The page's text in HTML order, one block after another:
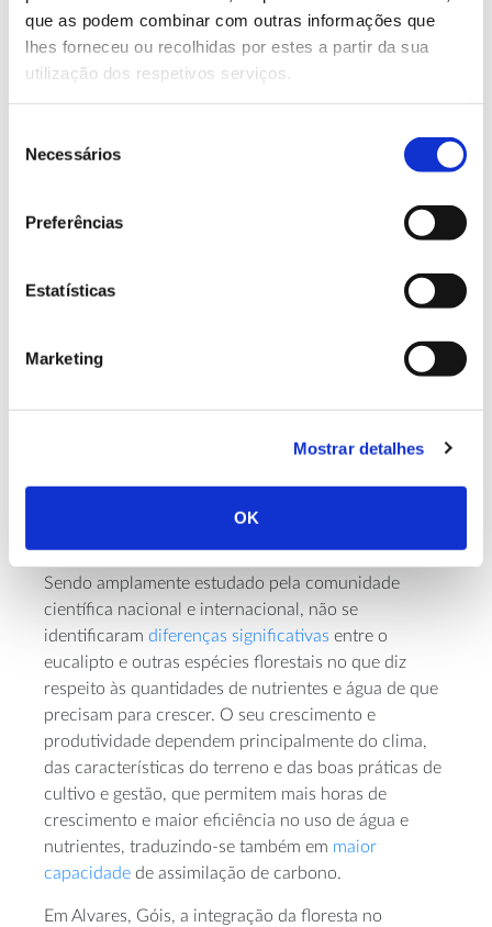
que as podem combinar com outras informações que
lhes forneceu ou recolhidas por estes a partir da sua
utilização dos respetivos serviços.
Necessários
Preferências
Estatísticas
Marketing
Mostrar detalhes
OK
de terrenos rurais a plantar eucalipto
No entanto, o êxodo e envelhecimento das
populações rurais, que contribuíram para o
abandono e a existência de propriedades pequenas e
país -, acentuaram a falta de planeamento e gestão
Políticas e Administração Geral) num dos seus
Em resultado, temos algumas áreas de plantação
excessiva continuidade e falta de caminhos, aceiros
e limpeza de matos, que contribuíram para tornar o
eucalipto numaárvore controversae mal-amada. É
frequentemente pouco fundamentadas
cientificamente – realidade que não é exclusiva de
Portugal, como se pode rever na tese de
Sendo amplamente estudado pela comunidade
científica nacional e internacional, não se
identificaram diferenças significativas entre o
eucalipto e outras espécies florestais no que diz
respeito às quantidades de nutrientes e água de que
precisam para crescer. O seu crescimento e
produtividade dependem principalmente do clima,
das características do terreno e das boas práticas de
cultivo e gestão, que permitem mais horas de
crescimento e maior eficiência no uso de água e
nutrientes, traduzindo-se também em maior
capacidade de assimilação de carbono.
Em Alvares, Góis, a integração da floresta no